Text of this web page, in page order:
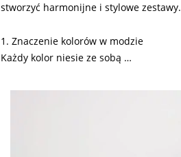
stworzyć harmonijne i stylowe zestawy.
1. Znaczenie kolorów w modzie
Każdy kolor niesie ze sobą …